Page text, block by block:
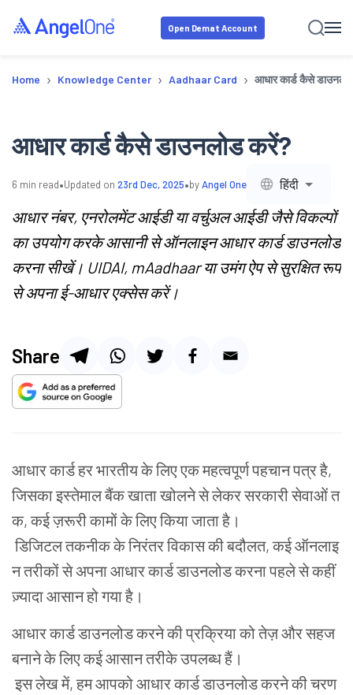
Open Demat Account
Home › Knowledge Center › Aadhaar Card › आधार कार्ड कैसे
आधार कार्ड कैसे डाउनलोड करें?
6 min read•Updated on 23rd Dec, 2025•byAngel One हिंदी
आधार नंबर, एनरोलमेंट आईडी या वर्चुअल आईडी जैसे विकल्पों
का उपयोग करके आसानी से ऑनलाइन आधार कार्ड डाउनलोड
करना सीखें। UIDAI, mAadhaar या उमंग ऐप से सुरक्षित रूप
से अपना ई-आधार एक्सेस करें।
Share
आधारकार्डहरभारतीयकेलिएएकमहत्वपूर्णपहचानपत्रहै,
जिसकाइस्तेमालबैंकखाताखोलनेसेलेकरसरकारीसेवाओंत
क,कईज़रूरीकामोंकेलिएकियाजाताहै ।
डिजिटलतकनीककेनिरंतरविकासकीबदौलत,कईऑनलाइ
नतरीकोंसेअपनाआधारकार्डडाउनलोडकरनापहलेसेकहीं
ज़्यादाआसानहोगयाहै ।
आधारकार्डडाउनलोडकरनेकीप्रक्रियाकोतेज़औरसहज
बनानेकेलिएकईआसानतरीकेउपलब्धहैं ।
इसलेखमें,हमआपकोआधारकार्डडाउनलोडकरनेकीचरण